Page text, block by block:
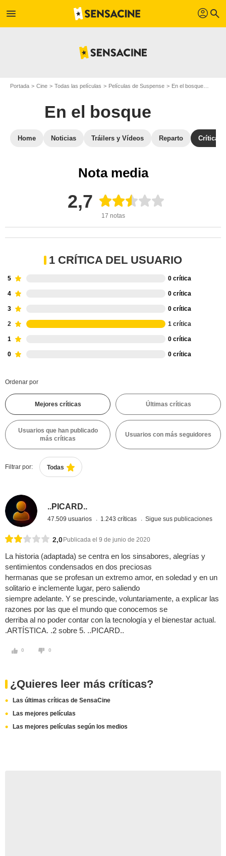
menu profil search
Portada Cine Todas las películas Películas de Suspense En el bosque
En el bosque
Home Noticias Tráilers y Vídeos Reparto Críticas
Nota media
2,7
17 notas
1 CRÍTICA DEL USUARIO
5 0 crítica
4 0 crítica
3 0 crítica
2 1 crítica
1 0 crítica
0 0 crítica
Ordenar por
Mejores críticas Últimas críticas
Usuarios que han publicado
más críticas
Usuarios con más seguidores
Filtrar por: Todas
..PICARD..
47.509 usuarios 1.243 críticas Sigue sus publicaciones
2,0 Publicada el 9 de junio de 2020
La historia (adaptada) se centra en los sinsabores, alegrías y
sentimientos condensados en dos preciosas
hermanas que se profesan un extremo amor, en soledad y en un
solitario e inclemente lugar, pero saliendo
siempre adelante. Y se prescinde, voluntariamente, a explicar las
razones por las que el mundo que conocemos se
derriba al no poder contar con la tecnología y el bienestar actual.
.ARTÍSTICA. .2 sobre 5. ..PICARD..
0 0
¿Quieres leer más críticas?
Las últimas críticas de SensaCine
Las mejores películas
Las mejores películas según los medios